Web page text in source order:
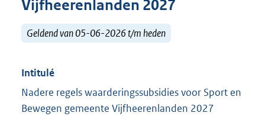
Vijfheerenlanden 2027
Geldend van 05-06-2026 t/m heden
Intitulé
Nadere regels waarderingssubsidies voor Sport en
Bewegen gemeente Vijfheerenlanden 2027